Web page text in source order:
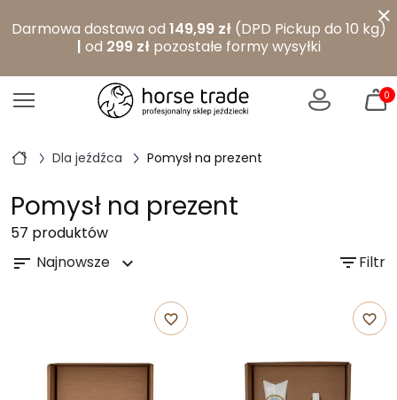
Darmowa dostawa od 149,99 zł(DPD Pickup do 10 kg)
| od 299 złpozostałe formy wysyłki
×
0
Dla jeźdźca Pomysł na prezent
Pomysł na prezent
57 produktów
sort Najnowsze expand_more filter_listFiltr
favorite_border favorite_border